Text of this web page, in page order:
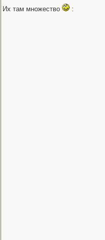
Их там множество :